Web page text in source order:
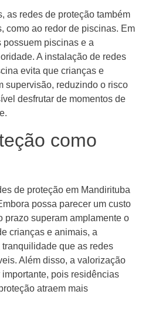
as redes de proteção também
como ao redor de piscinas. Em
possuem piscinas e a
A instalação de redes
evita que crianças e
supervisão, reduzindo o risco
desfrutar de momentos de
como
de proteção em Mandirituba
possa parecer um custo
prazo superam amplamente o
crianças e animais, a
que as redes
Além disso, a valorização
pois residências
atraem mais